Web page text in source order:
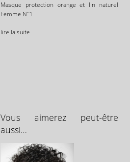
Masque protection orange et lin naturel
Femme N°1
lire la suite
Vous aimerez peut-être
aussi…